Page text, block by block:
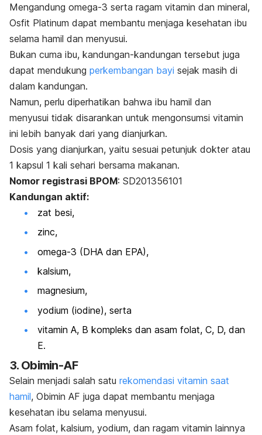
Mengandung omega-3 serta ragam vitamin dan mineral,
Osfit Platinum dapat membantu menjaga kesehatan ibu
selama hamil dan menyusui.
Bukan cuma ibu, kandungan-kandungan tersebut juga
dapat mendukung perkembangan bayi sejak masih di
dalam kandungan.
Namun, perlu diperhatikan bahwa ibu hamil dan
menyusui tidak disarankan untuk mengonsumsi vitamin
ini lebih banyak dari yang dianjurkan.
Dosis yang dianjurkan, yaitu sesuai petunjuk dokter atau
1 kapsul 1 kali sehari bersama makanan.
Nomor registrasi BPOM: SD201356101
Kandungan aktif:
zat besi,
zinc,
omega-3 (DHA dan EPA),
kalsium,
magnesium,
yodium (iodine), serta
vitamin A, B kompleks dan asam folat, C, D, dan
E.
3. Obimin-AF
Selain menjadi salah satu rekomendasi vitamin saat
hamil, Obimin AF juga dapat membantu menjaga
kesehatan ibu selama menyusui.
Asam folat, kalsium, yodium, dan ragam vitamin lainnya